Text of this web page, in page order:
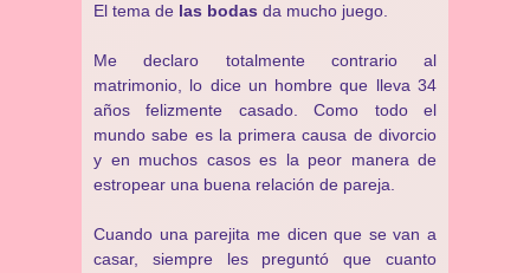
El tema de las bodas da mucho juego.
Me declaro totalmente contrario al
matrimonio, lo dice un hombre que lleva 34
años felizmente casado. Como todo el
mundo sabe es la primera causa de divorcio
y en muchos casos es la peor manera de
estropear una buena relación de pareja.
Cuando una parejita me dicen que se van a
casar, siempre les preguntó que cuanto